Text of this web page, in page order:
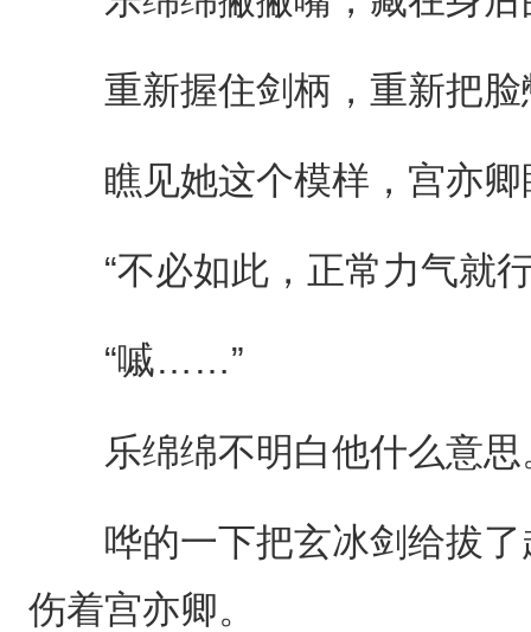
重新握住剑柄，重新把
瞧见她这个模样，宫亦卿
“不必如此，正常力气就行
“嘁……”
乐绵绵不明白他什么意思
哗的一下把玄冰剑给拔了
伤着宫亦卿。